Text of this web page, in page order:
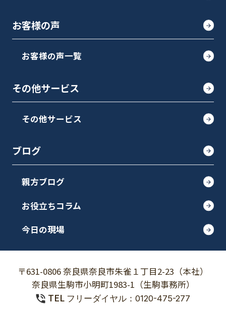
お客様の声
お客様の声一覧
その他サービス
その他サービス
ブログ
親方ブログ
お役立ちコラム
今日の現場
〒631-0806 奈良県奈良市朱雀１丁目2-23（本社）
奈良県生駒市小明町1983-1（生駒事務所）
TEL フリーダイヤル：0120-475-277